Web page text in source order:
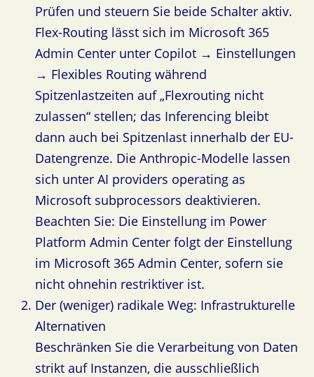
Prüfen und steuern Sie beide Schalter aktiv.
Flex-Routing lässt sich im Microsoft 365
Admin Center unter Copilot → Einstellungen
→ Flexibles Routing während
Spitzenlastzeiten auf „Flexrouting nicht
zulassen“ stellen; das Inferencing bleibt
dann auch bei Spitzenlast innerhalb der EU-
Datengrenze. Die Anthropic-Modelle lassen
sich unter AI providers operating as
Microsoft subprocessors deaktivieren.
Beachten Sie: Die Einstellung im Power
Platform Admin Center folgt der Einstellung
im Microsoft 365 Admin Center, sofern sie
nicht ohnehin restriktiver ist.
Der (weniger) radikale Weg: Infrastrukturelle
Alternativen
Beschränken Sie die Verarbeitung von Daten
strikt auf Instanzen, die ausschließlich